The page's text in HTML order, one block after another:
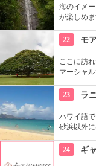
海のイメ
が楽しめ
どころか
ので、ガ
22 モ
ここに訪
マーシャ
樹』がこ
23 ラ
ハワイ語
砂浜以外
しまうよ
ます。
24 ギ